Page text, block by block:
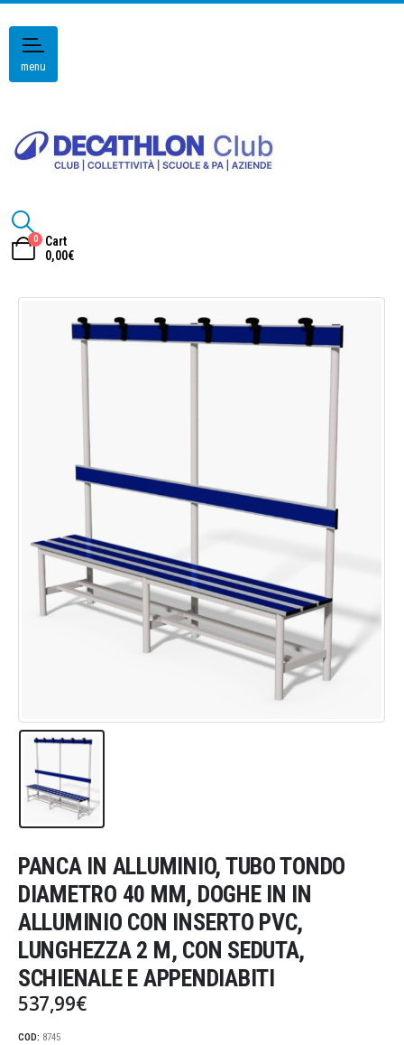
menu
0
Cart
0,00€
PANCA IN ALLUMINIO, TUBO TONDO
DIAMETRO 40 MM, DOGHE IN IN
ALLUMINIO CON INSERTO PVC,
LUNGHEZZA 2 M, CON SEDUTA,
SCHIENALE E APPENDIABITI
537,99€
COD: 8745